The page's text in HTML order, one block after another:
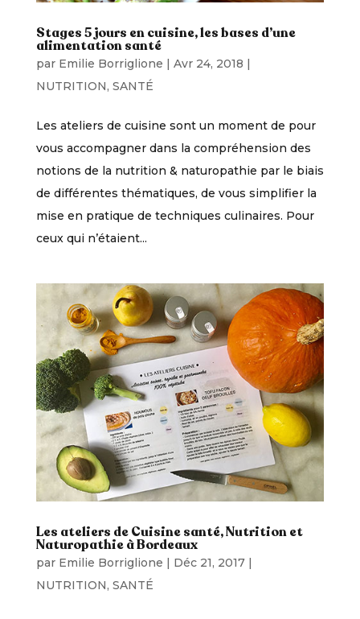
Stages 5 jours en cuisine, les bases d’une
alimentation santé
par Emilie Borriglione | Avr 24, 2018 |
NUTRITION, SANTÉ
Les ateliers de cuisine sont un moment de pour
vous accompagner dans la compréhension des
notions de la nutrition & naturopathie par le biais
de différentes thématiques, de vous simplifier la
mise en pratique de techniques culinaires. Pour
ceux qui n’étaient...
Les ateliers de Cuisine santé, Nutrition et
Naturopathie à Bordeaux
par Emilie Borriglione | Déc 21, 2017|
NUTRITION, SANTÉ